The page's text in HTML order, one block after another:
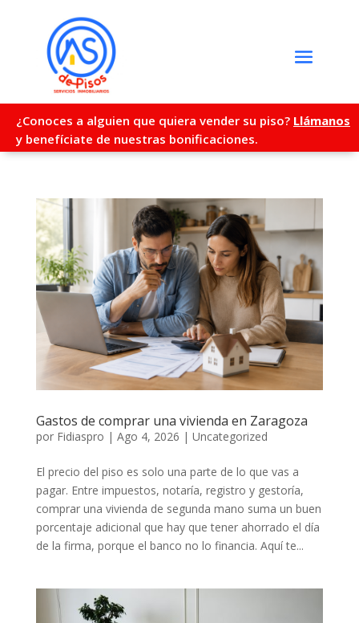
¿Conoces a alguien que quiera vender su piso? Llámanos
y benefíciate de nuestras bonificaciones.
Gastos de comprar una vivienda en Zaragoza
por Fidiaspro | Ago 4, 2026 | Uncategorized
El precio del piso es solo una parte de lo que vas a
pagar. Entre impuestos, notaría, registro y gestoría,
comprar una vivienda de segunda mano suma un buen
porcentaje adicional que hay que tener ahorrado el día
de la firma, porque el banco no lo financia. Aquí te...